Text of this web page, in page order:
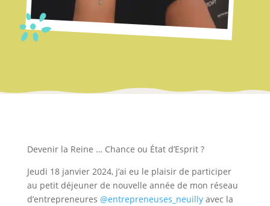
Devenir la Reine … Chance ou État d’Esprit ?
Jeudi 18 janvier 2024, j’ai eu le plaisir de participer
au petit déjeuner de nouvelle année de mon réseau
d’entrepreneures @entrepreneuses_neuillyavec la